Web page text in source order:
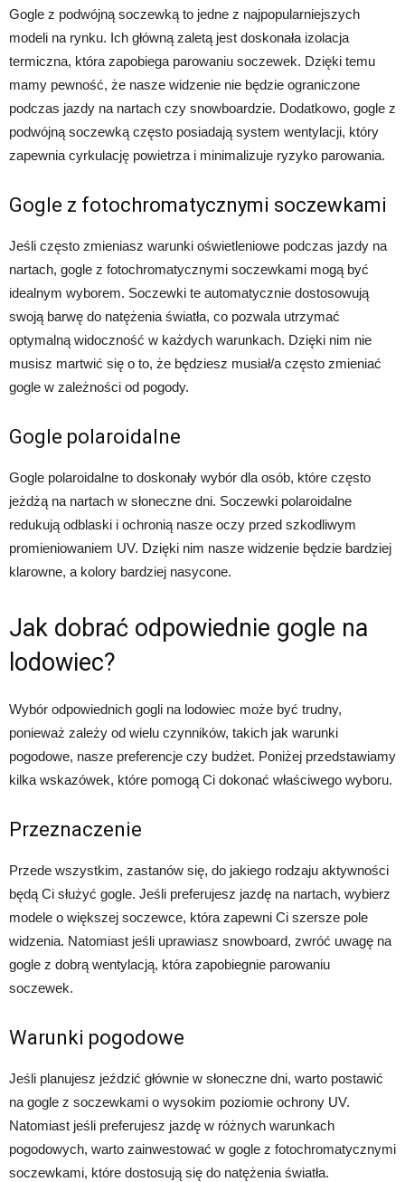
Gogle z podwójną soczewką to jedne z najpopularniejszych
modeli na rynku. Ich główną zaletą jest doskonała izolacja
termiczna, która zapobiega parowaniu soczewek. Dzięki temu
mamy pewność, że nasze widzenie nie będzie ograniczone
podczas jazdy na nartach czy snowboardzie. Dodatkowo, gogle z
podwójną soczewką często posiadają system wentylacji, który
zapewnia cyrkulację powietrza i minimalizuje ryzyko parowania.
Gogle z fotochromatycznymi soczewkami
Jeśli często zmieniasz warunki oświetleniowe podczas jazdy na
nartach, gogle z fotochromatycznymi soczewkami mogą być
idealnym wyborem. Soczewki te automatycznie dostosowują
swoją barwę do natężenia światła, co pozwala utrzymać
optymalną widoczność w każdych warunkach. Dzięki nim nie
musisz martwić się o to, że będziesz musiał/a często zmieniać
gogle w zależności od pogody.
Gogle polaroidalne
Gogle polaroidalne to doskonały wybór dla osób, które często
jeżdżą na nartach w słoneczne dni. Soczewki polaroidalne
redukują odblaski i ochronią nasze oczy przed szkodliwym
promieniowaniem UV. Dzięki nim nasze widzenie będzie bardziej
klarowne, a kolory bardziej nasycone.
Jak dobrać odpowiednie gogle na
lodowiec?
Wybór odpowiednich gogli na lodowiec może być trudny,
ponieważ zależy od wielu czynników, takich jak warunki
pogodowe, nasze preferencje czy budżet. Poniżej przedstawiamy
kilka wskazówek, które pomogą Ci dokonać właściwego wyboru.
Przeznaczenie
Przede wszystkim, zastanów się, do jakiego rodzaju aktywności
będą Ci służyć gogle. Jeśli preferujesz jazdę na nartach, wybierz
modele o większej soczewce, która zapewni Ci szersze pole
widzenia. Natomiast jeśli uprawiasz snowboard, zwróć uwagę na
gogle z dobrą wentylacją, która zapobiegnie parowaniu
soczewek.
Warunki pogodowe
Jeśli planujesz jeździć głównie w słoneczne dni, warto postawić
na gogle z soczewkami o wysokim poziomie ochrony UV.
Natomiast jeśli preferujesz jazdę w różnych warunkach
pogodowych, warto zainwestować w gogle z fotochromatycznymi
soczewkami, które dostosują się do natężenia światła.